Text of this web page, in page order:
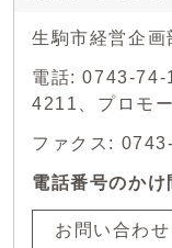
生駒市経営企画
電話: 0743-74-
4211、プロモ
ファクス:
電話番号のかけ
お問い合わ